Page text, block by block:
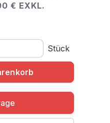
€ EXKL.
gewünschten Wert ein
Stück